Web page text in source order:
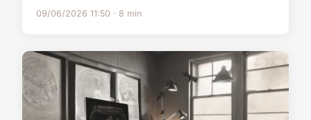
09/06/2026 11:50 · 8 min